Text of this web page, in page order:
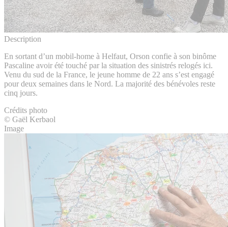
Description
En sortant d’un mobil-home à Helfaut, Orson confie à son binôme
Pascaline avoir été touché par la situation des sinistrés relogés ici.
Venu du sud de la France, le jeune homme de 22 ans s’est engagé
pour deux semaines dans le Nord. La majorité des bénévoles reste
cinq jours.
Crédits photo
© Gaël Kerbaol
Image